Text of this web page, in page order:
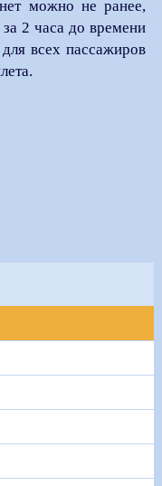
можно не ранее,
2 часа до времени
всех пассажиров